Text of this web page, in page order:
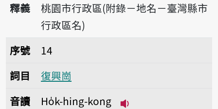
釋義
桃園市行政區(附錄－地名－臺灣縣市
行政區名)
序號14復興崗
序號
14
詞目
復興崗
音讀
Ho̍k-hing-kong